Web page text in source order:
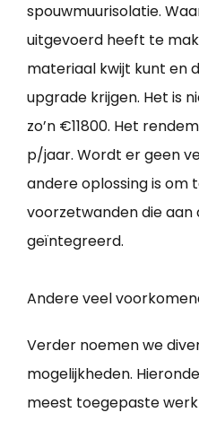
spouwmuurisolatie.
uitgevoerd heeft te
materiaal kwijt kunt en
upgrade krijgen. Het is
zo’n €11800. Het
p/jaar. Wordt er geen
andere oplossing is om
voorzetwanden die
geïntegreerd.
Andere veel
Verder noemen we
mogelijkheden.
meest toegepaste